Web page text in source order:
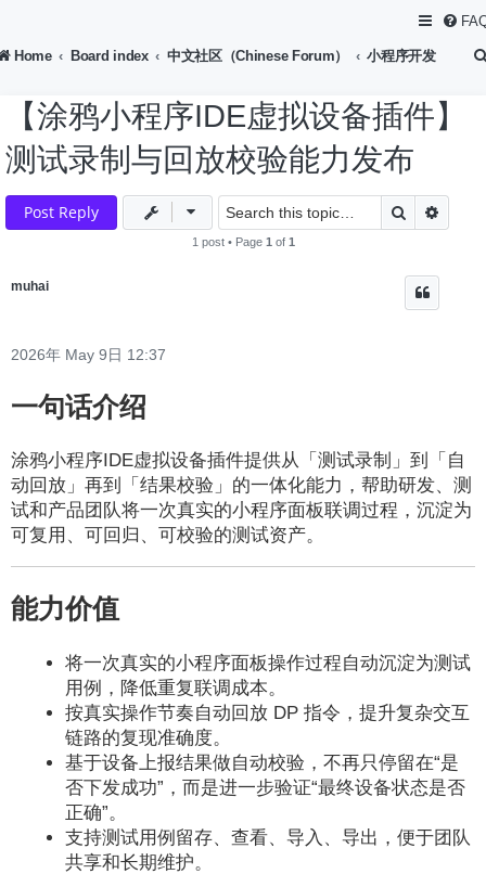
Home Board index 中文社区（Chinese Forum） 小程序开发
【涂鸦小程序IDE虚拟设备插件】
测试录制与回放校验能力发布
Post Reply Search
1 post • Page 1 of 1
muhai
2026年 May 9日 12:37
一句话介绍
涂鸦小程序IDE虚拟设备插件提供从「测试录制」到「自
动回放」再到「结果校验」的一体化能力，帮助研发、测
试和产品团队将一次真实的小程序面板联调过程，沉淀为
可复用、可回归、可校验的测试资产。
能力价值
将一次真实的小程序面板操作过程自动沉淀为测试
用例，降低重复联调成本。
按真实操作节奏自动回放 DP 指令，提升复杂交互
链路的复现准确度。
基于设备上报结果做自动校验，不再只停留在“是
否下发成功”，而是进一步验证“最终设备状态是否
正确”。
支持测试用例留存、查看、导入、导出，便于团队
共享和长期维护。